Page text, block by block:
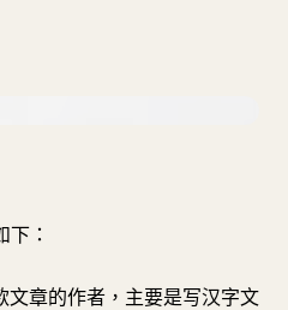
：
文章的作者，主要是写汉字文